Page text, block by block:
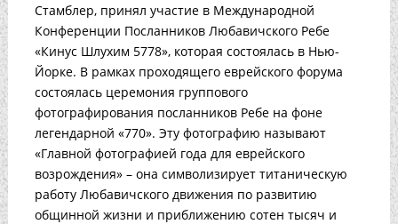
Стамблер, принял участие в Международной
Конференции Посланников Любавичского Ребе
«Кинус Шлухим 5778», которая состоялась в Нью-
Йорке. В рамках проходящего еврейского форума
состоялась церемония группового
фотографирования посланников Ребе на фоне
легендарной «770». Эту фотографию называют
«Главной фотографией года для еврейского
возрождения» – она символизирует титаническую
работу Любавичского движения по развитию
общинной жизни и приближению сотен тысяч и